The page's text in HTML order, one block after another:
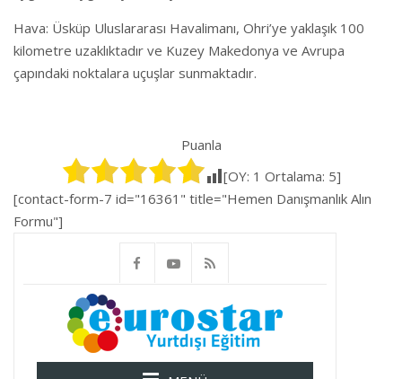
Hava: Üsküp Uluslararası Havalimanı, Ohri’ye yaklaşık 100
kilometre uzaklıktadır ve Kuzey Makedonya ve Avrupa
çapındaki noktalara uçuşlar sunmaktadır.
Puanla
[OY: 1 Ortalama: 5]
[contact-form-7 id="16361" title="Hemen Danışmanlık Alın
Formu"]